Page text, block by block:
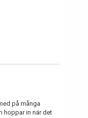
på många
hoppar in när det